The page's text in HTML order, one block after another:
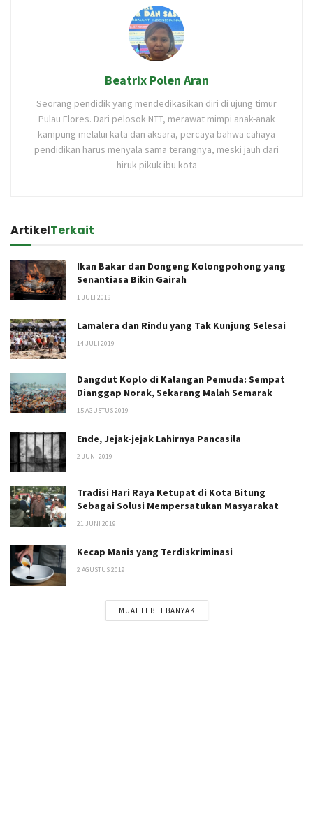
Beatrix Polen Aran
Seorang pendidik yang mendedikasikan diri di ujung timur
Pulau Flores. Dari pelosok NTT, merawat mimpi anak-anak
kampung melalui kata dan aksara, percaya bahwa cahaya
pendidikan harus menyala sama terangnya, meski jauh dari
hiruk-pikuk ibu kota
ArtikelTerkait
Ikan Bakar dan Dongeng Kolongpohong yang
Senantiasa Bikin Gairah
1 JULI 2019
Lamalera dan Rindu yang Tak Kunjung Selesai
14 JULI 2019
Dangdut Koplo di Kalangan Pemuda: Sempat
Dianggap Norak, Sekarang Malah Semarak
15 AGUSTUS 2019
Ende, Jejak-jejak Lahirnya Pancasila
2 JUNI 2019
Tradisi Hari Raya Ketupat di Kota Bitung
Sebagai Solusi Mempersatukan Masyarakat
21 JUNI 2019
Kecap Manis yang Terdiskriminasi
2 AGUSTUS 2019
MUAT LEBIH BANYAK